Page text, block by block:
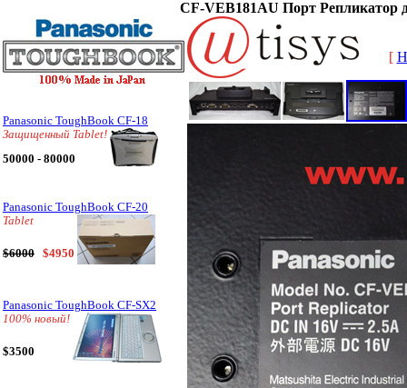
CF-VEB181AU Порт Репликатор
Panasonic ToughBook CF-18
Защищенный Tablet!
50000 - 80000
Panasonic ToughBook CF-20
Tablet
$6000 $4950
Panasonic ToughBook CF-SX2
100% новый!
$3500
[